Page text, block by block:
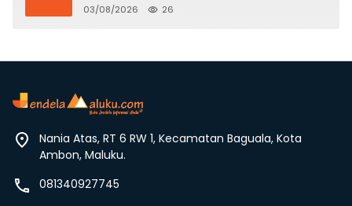
Juta
03/08/2026 26
Nania Atas, RT 6 RW 1, Kecamatan Baguala, Kota
Ambon, Maluku.
081340927745